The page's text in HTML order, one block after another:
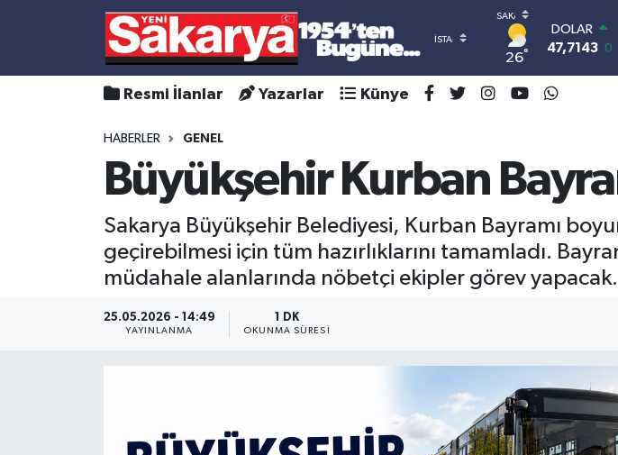
26°
DOLAR
47,7143
55,0317
BİST100
13.799
70
BITCOIN
Resmi İlanlar Yazarlar Künye
HABERLER GENEL
Büyükşehir Kurban
Sakarya Büyükşehir Belediyesi, Kurban Bayramı
geçirebilmesi için tüm hazırlıklarını tamamladı.
müdahale alanlarında nöbetçi ekipler görev yapacak.
25.05.2026 - 14:49
YAYINLANMA
1 DK
OKUNMA SÜRESI